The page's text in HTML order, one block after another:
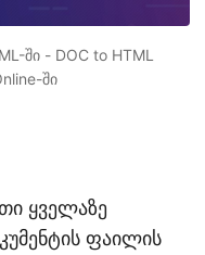
ში - DOC to HTML
ში
ყველაზე
ფაილის